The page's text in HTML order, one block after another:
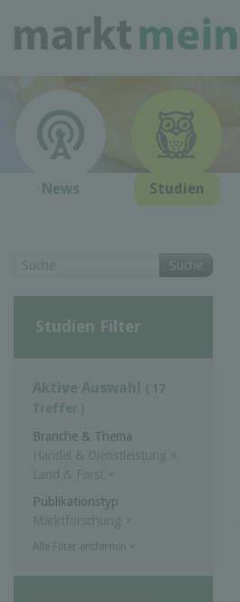
News Studien
Suche
Studien Filter
Aktive Auswahl ( 17
Treffer )
Branche & Thema
Handel & Dienstleistung ×
Land & Forst ×
Publikationstyp
Marktforschung ×